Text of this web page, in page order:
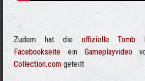
Zudem hat dieoffizielle Tomb
Facebookseite ein Gameplayvideo
Collection.com geteilt